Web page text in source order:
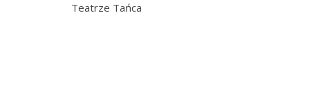
Teatrze Tańca